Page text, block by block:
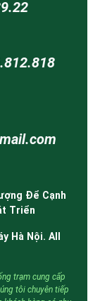
Để Cạnh
Triển
Hà Nội. All
trạm cung cấp
tôi chuyên tiếp